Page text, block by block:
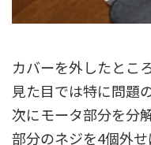
カバーを外したところ
見た目では特に問題
次にモータ部分を分
部分のネジを4個外せ